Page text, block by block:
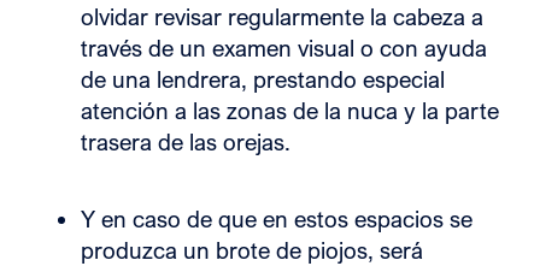
olvidar revisar regularmente la cabeza a
través de un examen visual o con ayuda
de una lendrera, prestando especial
atención a las zonas de la nuca y la parte
trasera de las orejas.
Y en caso de que en estos espacios se
produzca un brote de piojos, será